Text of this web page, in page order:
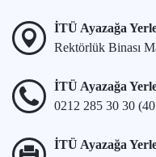
İTÜ Ayazağa
Rektörlük Binası
İTÜ Ayazağa
0212 285 30 30
İTÜ Ayazağa